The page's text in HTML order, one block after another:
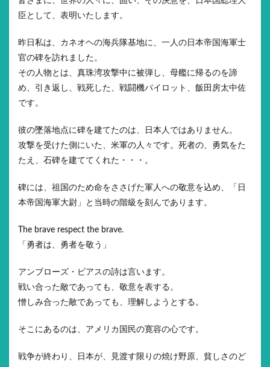
臣として、表明いたします。
昨日私は、カネオヘの海兵隊基地に、一人の日本帝国海軍士
官の碑を訪れました。
その人物とは、真珠湾攻撃中に被弾し、母艦に帰るのを諦
め、引き返し、戦死した、戦闘機パイロット、飯田房太中佐
です。
彼の墜落地点に碑を建てたのは、日本人ではありません。
攻撃を受けた側にいた、米軍の人々です。死者の、勇気をた
たえ、石碑を建ててくれた・・・。
碑には、祖国のため命をささげた軍人への敬意を込め、「日
本帝国海軍大尉」と当時の階級を刻んであります。
The brave respect the brave.
「勇者は、勇者を敬う」
アンブローズ・ビアスの詩は言います。
戦い合った敵であっても、敬意を表する。
憎しみ合った敵であっても、理解しようとする。
そこにあるのは、アメリカ国民の寛容の心です。
戦争が終わり、日本が、見渡す限りの焼け野原、貧しさのど